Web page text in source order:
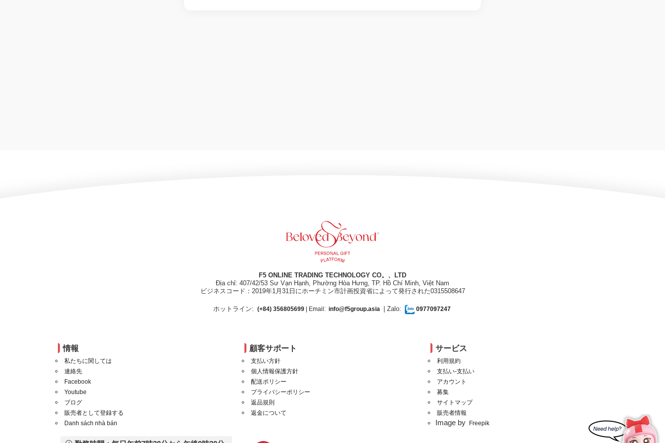
F5 ONLINE TRADING TECHNOLOGY CO。、LTD
Địa chỉ: 407/42/53 Sư Vạn Hạnh, Phường Hòa Hưng, TP. Hồ Chí Minh, Việt Nam
ビジネスコード：2019年1月31日にホーチミン市計画投資省によって発行された0315508647
ホットライン: (+84) 356805699| Email: info@f5group.asia | Zalo: 0977097247
情報
私たちに関しては
連絡先
Facebook
Youtube
ブログ
販売者として登録する
Danh sách nhà bán
顧客サポート
支払い方針
個人情報保護方針
配送ポリシー
プライバシーポリシー
返品規則
返金について
サービス
利用規約
支払い-支払い
アカウント
募集
サイトマップ
販売者情報
Image by Freepik